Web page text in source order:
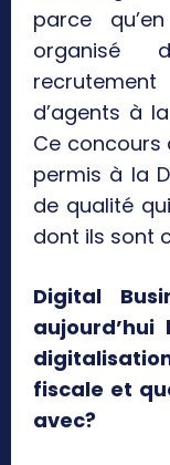
parce
organisé
d’agents à
Ce concours
permis à la
de qualité
dont ils sont
Digital
fiscale et
avec?